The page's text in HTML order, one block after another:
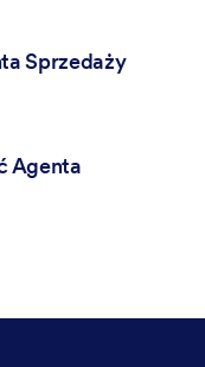
via phone, email, or
or proposals
Sprzedaży
Agenta